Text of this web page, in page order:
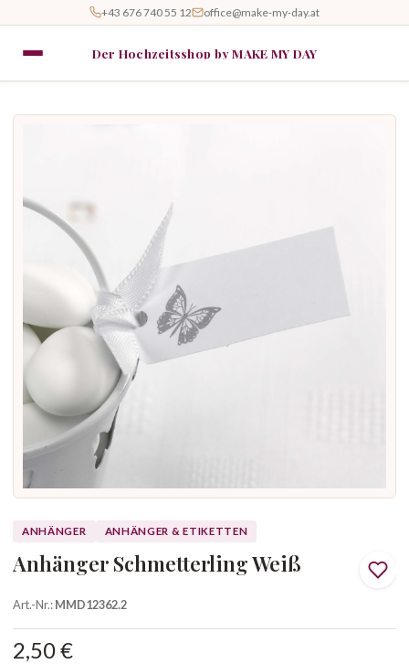
+43 676 740 55 12 office@make-my-day.at
Der Hochzeitsshop by MAKE MY DAY
ANHÄNGER ANHÄNGER & ETIKETTEN
Anhänger Schmetterling Weiß
Art.-Nr.:MMD12362.2
2,50 €